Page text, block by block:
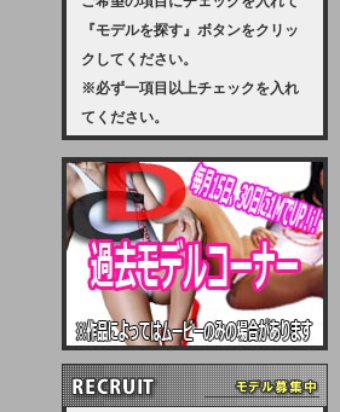
2023年 9月10日（日曜日）午前8：
サーバーメンテナンスを実施いたし
ます。その為、アクセスはできませ
ますが、ご理解の程を宜しくお願い
致します。
2022-09-01 (木)
【サーバーメンテナンスのお知ら
せ】
9月10日（土曜日）AM6：00から
AM8：00（予定）サーバーメンテ
ナンスを致します。ご迷惑をおかけ
『モデルを探す』ボタンをクリッ
クしてください。
※必ず一項目以上チェックを入れ
てください。